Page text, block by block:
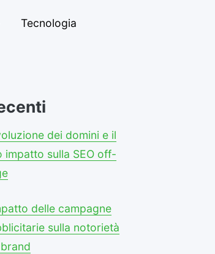
Tecnologia
dei domini e il
impatto sulla SEO off-
delle campagne
sulla notorietà